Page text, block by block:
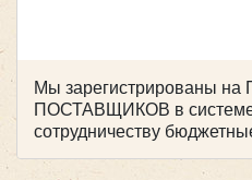
Мы зарегистрированы
ПОСТАВЩИКОВ в
сотрудничеству